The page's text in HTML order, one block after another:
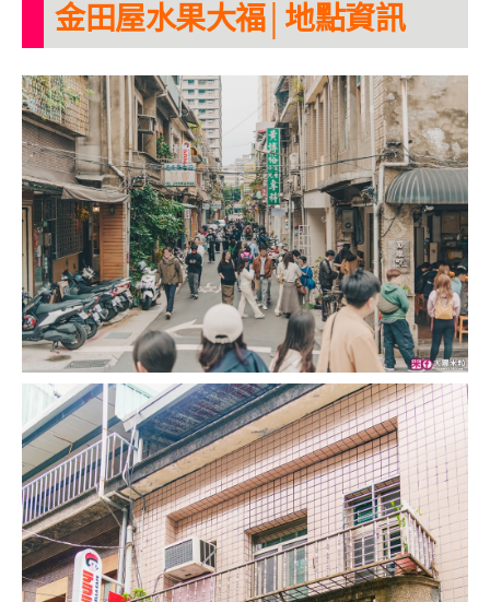
金田屋水果大福│地點資訊